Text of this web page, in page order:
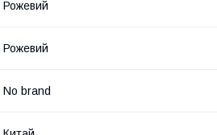
Рожевий
Рожевий
No brand